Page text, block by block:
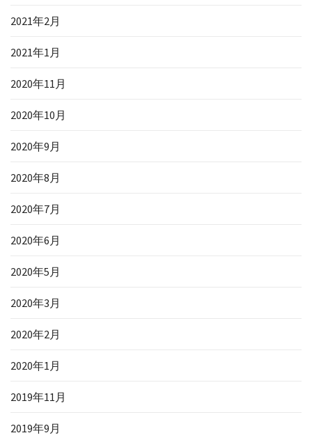
2021年2月
2021年1月
2020年11月
2020年10月
2020年9月
2020年8月
2020年7月
2020年6月
2020年5月
2020年3月
2020年2月
2020年1月
2019年11月
2019年9月